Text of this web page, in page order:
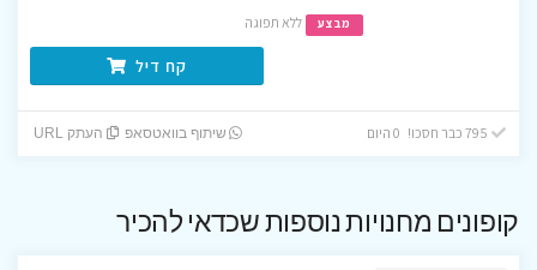
מבצע ללא תפוגה
קח דיל
שיתוף בוואטסאפ העתק URL
קופונים מחנויות נוספות שכדאי להכיר